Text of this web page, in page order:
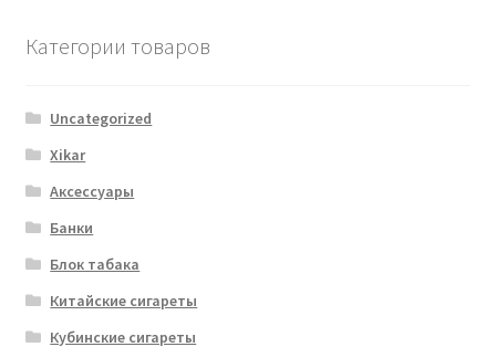
Категории товаров
Uncategorized
Xikar
Аксессуары
Банки
Блок табака
Китайские сигареты
Кубинские сигареты